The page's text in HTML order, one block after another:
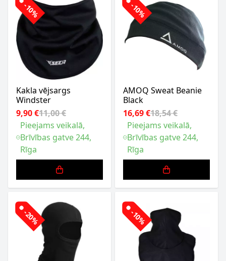
-10%
Kakla vējsargs
Windster
9,90 €11,00 €
Pieejams veikalā,
Brīvības gatve 244,
Rīga
-10%
AMOQ Sweat Beanie
Black
16,69 €18,54 €
Pieejams veikalā,
Brīvības gatve 244,
Rīga
-20% -10%